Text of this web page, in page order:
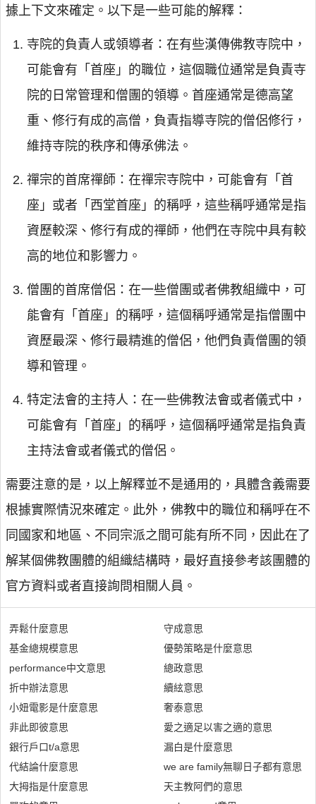
據上下文來確定。以下是一些可能的解釋：
寺院的負責人或領導者：在有些漢傳佛教寺院中，
可能會有「首座」的職位，這個職位通常是負責寺
院的日常管理和僧團的領導。首座通常是德高望
重、修行有成的高僧，負責指導寺院的僧侶修行，
維持寺院的秩序和傳承佛法。
禪宗的首席禪師：在禪宗寺院中，可能會有「首
座」或者「西堂首座」的稱呼，這些稱呼通常是指
資歷較深、修行有成的禪師，他們在寺院中具有較
高的地位和影響力。
僧團的首席僧侶：在一些僧團或者佛教組織中，可
能會有「首座」的稱呼，這個稱呼通常是指僧團中
資歷最深、修行最精進的僧侶，他們負責僧團的領
導和管理。
特定法會的主持人：在一些佛教法會或者儀式中，
可能會有「首座」的稱呼，這個稱呼通常是指負責
主持法會或者儀式的僧侶。
需要注意的是，以上解釋並不是通用的，具體含義需要
根據實際情況來確定。此外，佛教中的職位和稱呼在不
同國家和地區、不同宗派之間可能有所不同，因此在了
解某個佛教團體的組織結構時，最好直接參考該團體的
官方資料或者直接詢問相關人員。
弄鬆什麼意思
基金總規模意思
performance中文意思
折中辦法意思
小妞電影是什麼意思
非此即彼意思
銀行戶口t/a意思
代結論什麼意思
大拇指是什麼意思
守成意思
優勢策略是什麼意思
總政意思
續絃意思
奢泰意思
愛之適足以害之適的意思
漏白是什麼意思
we are family無聊日子都有意思
天主教阿們的意思